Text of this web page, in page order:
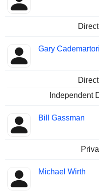
Gary Cademartori
Independent
Bill Gassman
Michael Wirth